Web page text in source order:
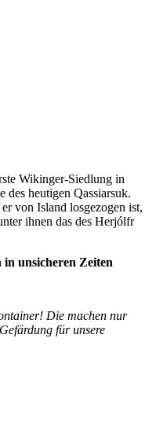
Wikinger-Siedlung in
heutigen Qassiarsuk.
von Island losgezogen ist,
ihnen das des Herjólfr
unsicheren Zeiten
Die machen nur
für unsere